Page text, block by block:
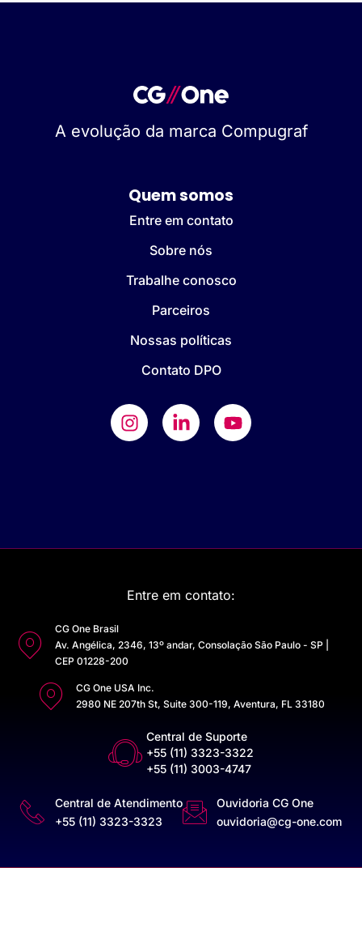
A evolução da marca Compugraf
Quem somos
Entre em contato
Sobre nós
Trabalhe conosco
Parceiros
Nossas políticas
Contato DPO
Entre em contato:
CG One Brasil
Av. Angélica, 2346, 13º andar, Consolação São Paulo - SP |
CEP 01228-200
CG One USA Inc.
2980 NE 207th St, Suite 300-119, Aventura, FL 33180
Central de Suporte
+55 (11) 3323-3322
+55 (11) 3003-4747
Central de Atendimento
+55 (11) 3323-3323
Ouvidoria CG One
ouvidoria@cg-one.com